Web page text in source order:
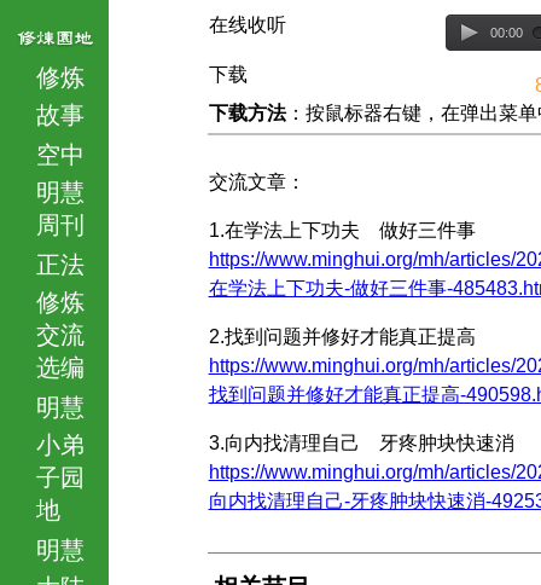
修炼
故事
空中
明慧
周刊
正法
修炼
交流
选编
明慧
小弟
子园
地
明慧
在线收听 00:00
下载
下载方法：按鼠标器右键，在弹出菜
交流文章：
1.在学法上下功夫 做好三件事
https://www.minghui.org/mh/articles/
在学法上下功夫-做好三件事-
2.找到问题并修好才能真正提高
https://www.minghui.org/mh/articles/
找到问题并修好才能真正提高-
3.向内找清理自己 牙疼肿块快速消
https://www.minghui.org/mh/articles/
向内找清理自己-牙疼肿块快速消-